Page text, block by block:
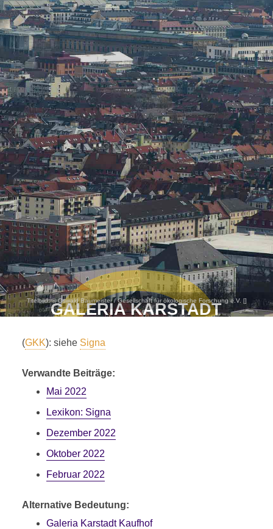
GALERIA KARSTADT
G
Titelbild:© Oswald Baumeister / Gesellschaft für ökologische Forschung e.V. []
(GKK): siehe Signa
Verwandte Beiträge:
Mai 2022
Lexikon: Signa
Dezember 2022
Oktober 2022
Februar 2022
Alternative Bedeutung:
Galeria Karstadt Kaufhof